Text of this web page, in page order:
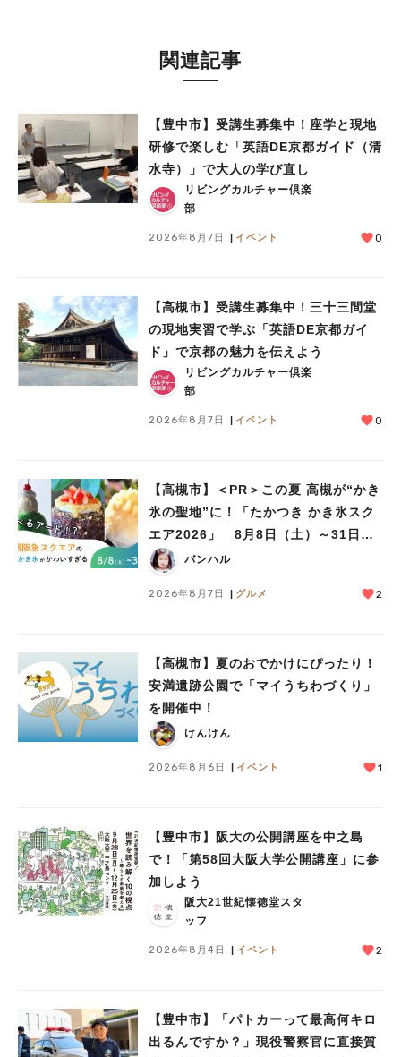
関連記事
【豊中市】受講生募集中！座学と現地
研修で楽しむ「英語DE京都ガイド（清
水寺）」で大人の学び直し
リビングカルチャー倶楽
部
2026年8月7日 イベント 0
【高槻市】受講生募集中！三十三間堂
の現地実習で学ぶ「英語DE京都ガイ
ド」で京都の魅力を伝えよう
リビングカルチャー倶楽
部
2026年8月7日 イベント 0
【高槻市】＜PR＞この夏 高槻が“かき
氷の聖地”に！「たかつき かき氷スク
エア2026」 8月8日（土）～31日
（月）バンハル
2026年8月7日 グルメ 2
【高槻市】夏のおでかけにぴったり！
安満遺跡公園で「マイうちわづくり」
を開催中！
けんけん
2026年8月6日 イベント 1
【豊中市】阪大の公開講座を中之島
で！「第58回大阪大学公開講座」に参
加しよう
阪大21世紀懐徳堂スタ
ッフ
2026年8月4日 イベント 2
【豊中市】「パトカーって最高何キロ
出るんですか？」現役警察官に直接質
#あなたはどっち？